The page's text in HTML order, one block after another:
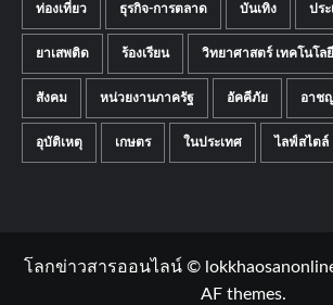
ท่องเที่ยว ธุรกิจ-การตลาด บันเทิง ปร
ยาเสพติด ร้องเรียน วิทยาศาสตร์ เทคโนโล
สังคม หน่วยงานภาครัฐ อัคคีภัย อาช
อุบัติเหตุ เกษตร ในประเทศ ไลฟ์สไตล์
โลกข่าวสารออนไลน์ ©
AF themes.